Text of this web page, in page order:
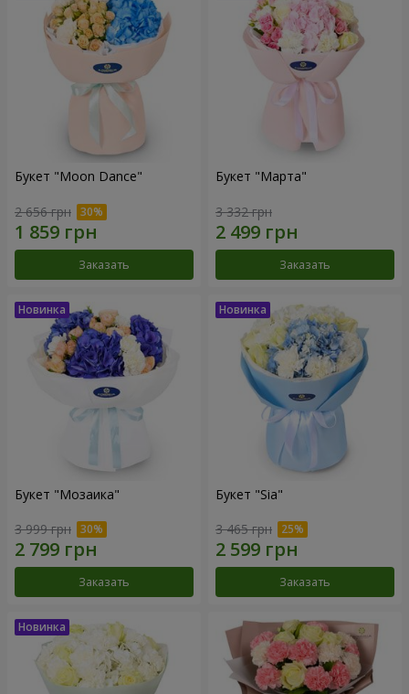
Букет "Moon Dance"
2 656 грн
Заказать
Букет "Марта"
3 332 грн
Заказать
Букет "Мозаика"
3 999 грн
Заказать
Букет "Sia"
3 465 грн
Заказать